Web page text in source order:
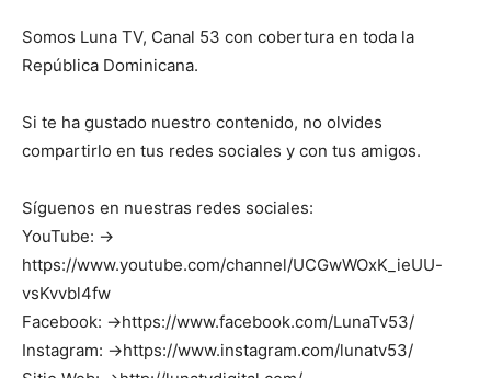
Somos Luna TV, Canal 53 con cobertura en toda la
República Dominicana.
Si te ha gustado nuestro contenido, no olvides
compartirlo en tus redes sociales y con tus amigos.
Síguenos en nuestras redes sociales:
YouTube: →
https://www.youtube.com/channel/UCGwWOxK_ieUU-
vsKvvbl4fw
Facebook: →https://www.facebook.com/LunaTv53/
Instagram: →https://www.instagram.com/lunatv53/